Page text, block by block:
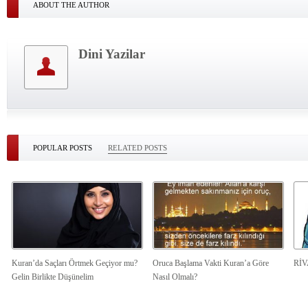
ABOUT THE AUTHOR
Dini Yazilar
POPULAR POSTS RELATED POSTS
Kuran’da Saçları Örtmek Geçiyor mu?
Gelin Birlikte Düşünelim
Oruca Başlama Vakti Kuran’a Göre
Nasıl Olmalı?